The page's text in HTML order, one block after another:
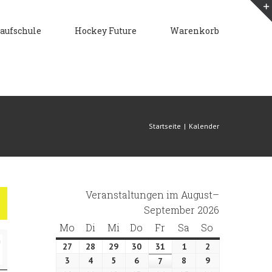
Hockey Future Warenkorb
Startseite | Kalender
Veranstaltungen im August–
September 2026
Mo Montag
Di Dienstag
Mi Mittwoch
Do Donnerstag
FrFreitag
Sa Samstag
So
27 28 29 30 31 1
August
2
August
3 4 5 6 7 8 99.